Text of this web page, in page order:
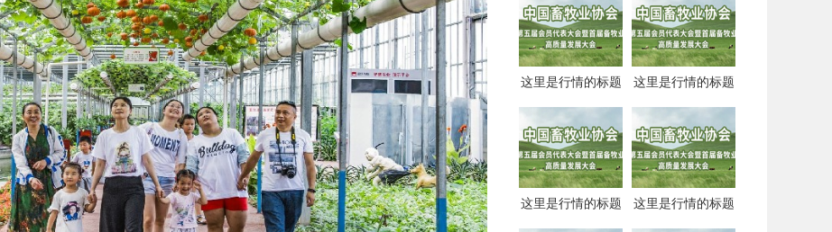
这里是行情的标题 这里是行情的标题
这里是行情的标题 这里是行情的标题